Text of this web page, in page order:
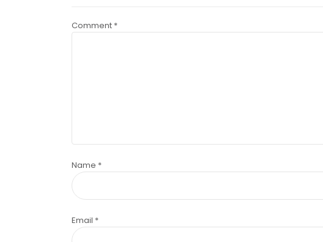
Comment *
Name *
Email *